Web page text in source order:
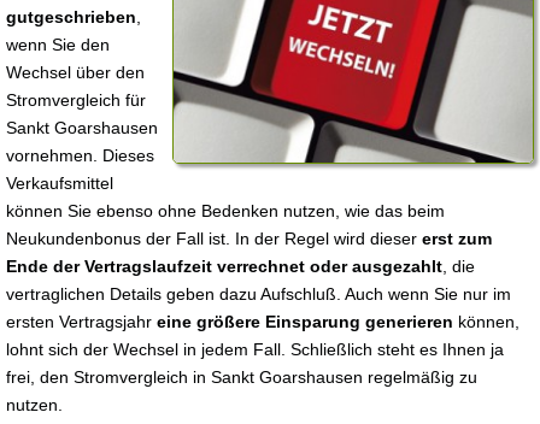
gutgeschrieben
wenn Sie den
Wechsel über den
Stromvergleich für
Sankt Goarshausen
vornehmen. Dieses
Verkaufsmittel
können Sie ebenso ohne Bedenken nutzen, wie das beim
Neukundenbonus der Fall ist. In der Regel wird dieser erst zum
Ende der Vertragslaufzeit verrechnet oder ausgezahlt , die
vertraglichen Details geben dazu Aufschluß. Auch wenn Sie nur im
ersten Vertragsjahr eine größere Einsparung generieren können,
lohnt sich der Wechsel in jedem Fall. Schließlich steht es Ihnen ja
frei, den Stromvergleich in Sankt Goarshausen regelmäßig zu
nutzen.